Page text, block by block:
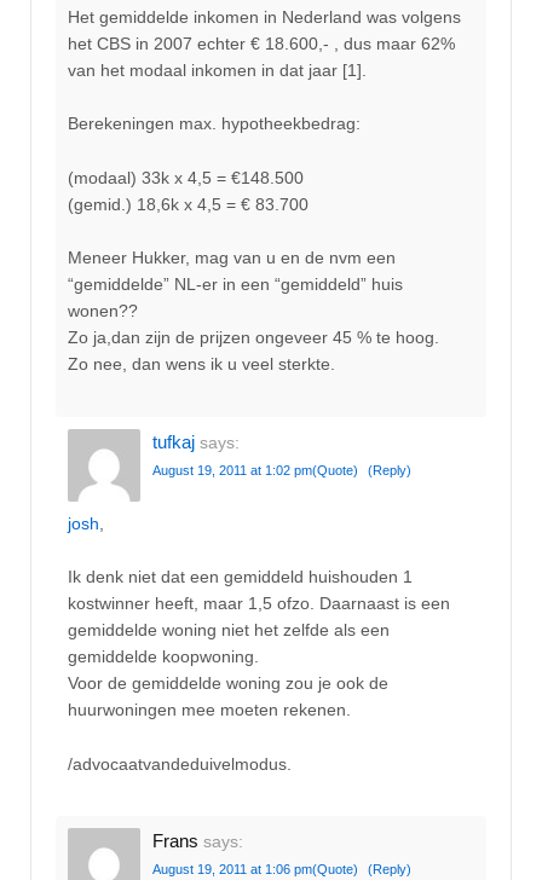
Het gemiddelde inkomen in Nederland was volgens
het CBS in 2007 echter € 18.600,- , dus maar 62%
van het modaal inkomen in dat jaar [1].
Berekeningen max. hypotheekbedrag:
(modaal) 33k x 4,5 = €148.500
(gemid.) 18,6k x 4,5 = € 83.700
Meneer Hukker, mag van u en de nvm een
“gemiddelde” NL-er in een “gemiddeld” huis
wonen??
Zo ja,dan zijn de prijzen ongeveer 45 % te hoog.
Zo nee, dan wens ik u veel sterkte.
tufkaj says:
August 19, 2011 at 1:02 pm(Quote) (Reply)
josh
Ik denk niet dat een gemiddeld huishouden 1
kostwinner heeft, maar 1,5 ofzo. Daarnaast is een
gemiddelde woning niet het zelfde als een
gemiddelde koopwoning.
Voor de gemiddelde woning zou je ook de
huurwoningen mee moeten rekenen.
/advocaatvandeduivelmodus.
Frans says:
August 19, 2011 at 1:06 pm(Quote) (Reply)